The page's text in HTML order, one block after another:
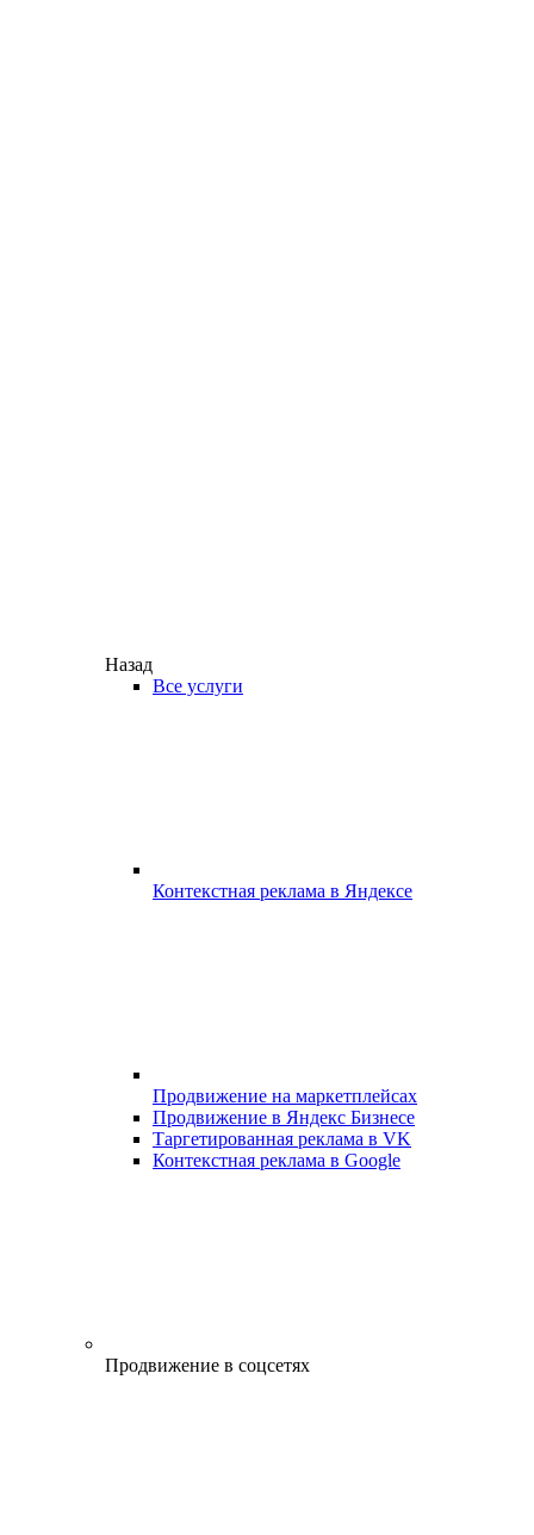
Назад
Все услуги
Контекстная реклама в Яндексе
Продвижение на маркетплейсах
Продвижение в Яндекс Бизнесе
Таргетированная реклама в VK
Контекстная реклама в Google
Продвижение в соцсетях